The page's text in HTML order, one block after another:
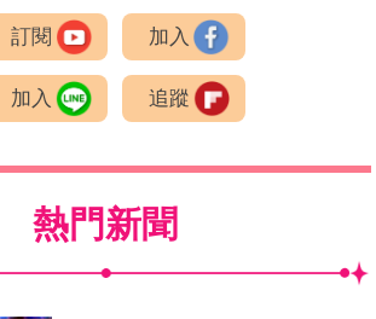
訂閱 加入
加入 追蹤
熱門新聞